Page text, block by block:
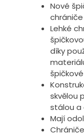
Nové
chrániče
Lehké
díky
skvělou
stálou a
Mají